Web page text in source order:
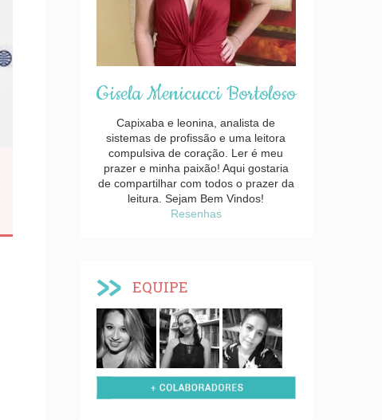
Gisela Menicucci Bortoloso
Capixaba e leonina, analista de
sistemas de profissão e uma leitora
compulsiva de coração. Ler é meu
prazer e minha paixão! Aqui gostaria
de compartilhar com todos o prazer da
leitura. Sejam Bem Vindos!
Resenhas
EQUIPE